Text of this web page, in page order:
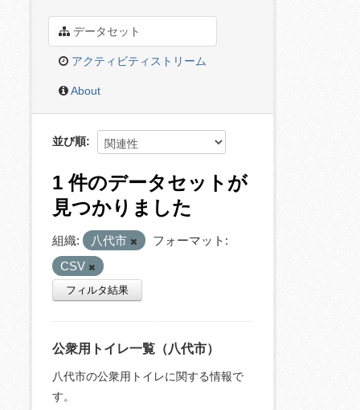
データセット
アクティビティストリーム
About
並び順
1 件のデータセットが
見つかりました
組織: 八代市
フォーマット:
CSV
フィルタ結果
公衆用トイレ一覧（八代市）
八代市の公衆用トイレに関する情報で
す。